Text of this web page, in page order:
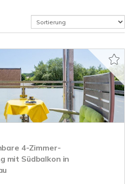
4-Zimmer-
mit Südbalkon in